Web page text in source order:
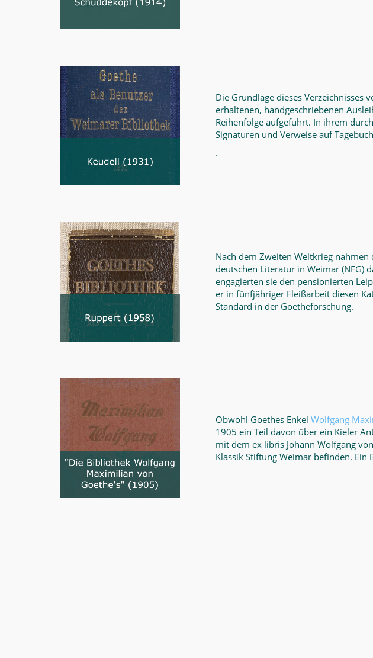
Die Grundlage dieses Verzeichnisses
erhaltenen, handgeschriebenen
Reihenfolge aufgeführt. In ihrem
Signaturen und Verweise auf
.
Nach dem Zweiten Weltkrieg
deutschen Literatur in Weimar (NFG)
engagierten sie den pensionierten
er in fünfjähriger Fleißarbeit diesen
Standard in der Goetheforschung.
Obwohl Goethes Enkel Wolfgang
1905 ein Teil davon über ein Kieler
mit dem ex libris Johann Wolfgang
Klassik Stiftung Weimar befinden. Ein